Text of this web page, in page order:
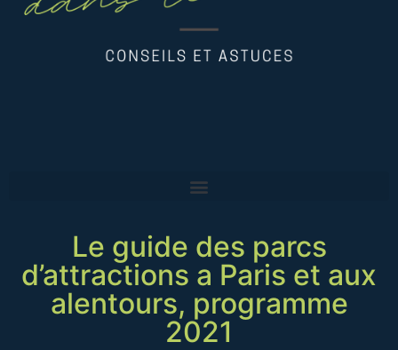
Le guide des parcs
d’attractions a Paris et aux
alentours, programme
2021